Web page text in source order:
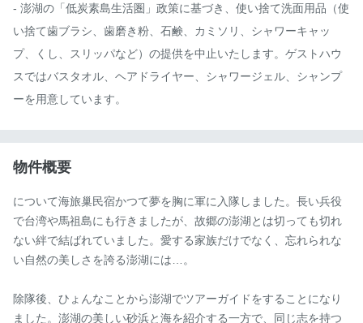
- 澎湖の「低炭素島生活圏」政策に基づき、使い捨て洗面用品（使
い捨て歯ブラシ、歯磨き粉、石鹸、カミソリ、シャワーキャッ
プ、くし、スリッパなど）の提供を中止いたします。ゲストハウ
スではバスタオル、ヘアドライヤー、シャワージェル、シャンプ
ーを用意しています。
物件概要
について海旅巢民宿かつて夢を胸に軍に入隊しました。長い兵役
で台湾や馬祖島にも行きましたが、故郷の澎湖とは切っても切れ
ない絆で結ばれていました。愛する家族だけでなく、忘れられな
い自然の美しさを誇る澎湖には…。
除隊後、ひょんなことから澎湖でツアーガイドをすることになり
ました。澎湖の美しい砂浜と海を紹介する一方で、同じ志を持つ